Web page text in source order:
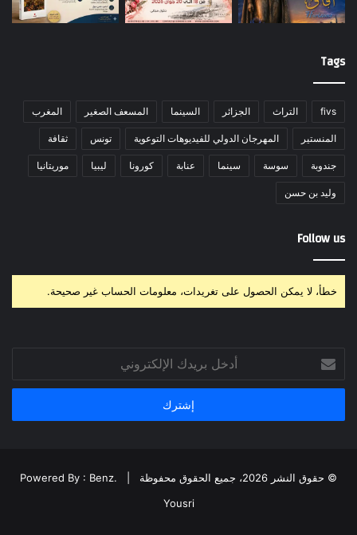
Tags
fivs التراث الجزائر السينما المسعف الصغير المغرب
المنستير المهرجان الدولي للفيديوهات التوعوية تونس ثقافة
جندوبة سوسة سينما عنابة كورونا ليبيا موريتانيا
وليد بن حسن
Follow us
خطأ، لا يمكن الحصول على تغريدات، معلومات الحساب غير صحيحة.
بريدك
الإلكتروني
© حقوق النشر 2026، جميع الحقوق محفوظة |
Powered By : Benz.
Yousri